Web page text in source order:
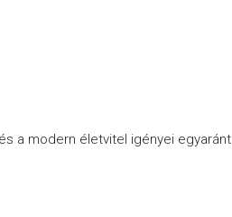
a modern életvitel igényei egyaránt